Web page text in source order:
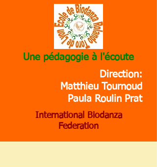
Une pédagogie à l'écoute
Direction:
Matthieu Tournoud
Paula Roulin Prat
International Biodanza
Federation